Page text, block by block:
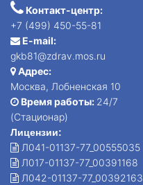
Контакт-центр:
+7 (499) 450-55-81
E-mail:
gkb81@zdrav.mos.ru
Адрес:
Москва, Лобненская 10
Время работы: 24/7
(Стационар)
Лицензии:
Л041-01137-77_00555035
Л017-01137-77_00391168
Л042-01137-77_00392163